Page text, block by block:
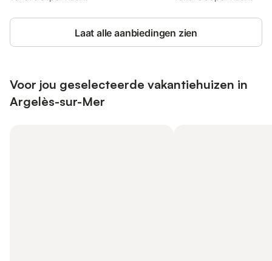
Laat alle aanbiedingen zien
Voor jou geselecteerde vakantiehuizen in
Argelès-sur-Mer